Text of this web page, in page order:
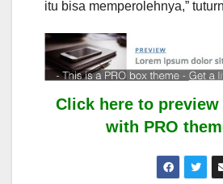
itu bisa memperolehnya,”
Click here to
with PRO